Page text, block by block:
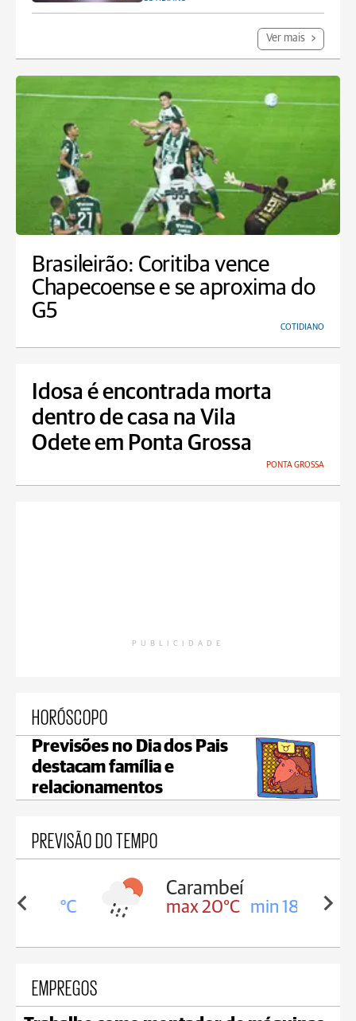
Ver mais
Brasileirão: Coritiba vence
Chapecoense e se aproxima do
G5
COTIDIANO
Idosa é encontrada morta
dentro de casa na Vila
Odete em Ponta Grossa
PONTA GROSSA
PUBLICIDADE
HORÓSCOPO
Previsões no Dia dos Pais
destacam família e
relacionamentos
PREVISÃO DO TEMPO
18°C
Carambeí
max 20°C min 18°C
EMPREGOS